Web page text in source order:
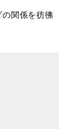
関係を彷彿